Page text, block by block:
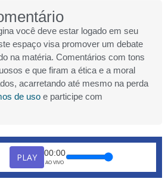
você deve estar logado em seu
espaço visa promover um debate
na matéria. Comentários com tons
e que firam a ética e a moral
acarretando até mesmo na perda
de uso e participe com
PLAY 00:00
AO VIVO